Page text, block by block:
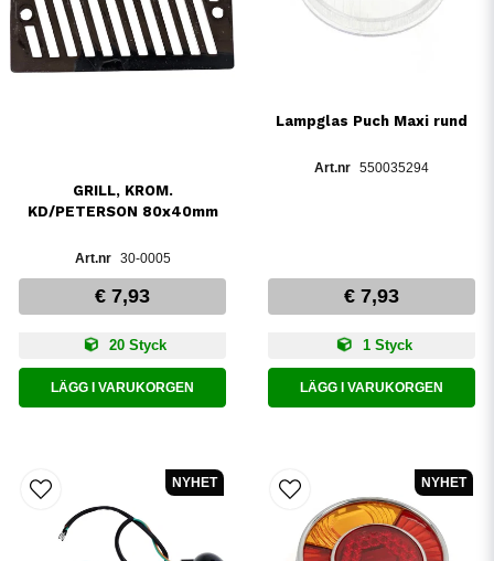
GRILL, KROM.
KD/PETERSON 80x40mm
30-0005
€ 7,93
20 Styck
LÄGG I VARUKORGEN
Lampglas Puch Maxi rund
550035294
€ 7,93
1 Styck
LÄGG I VARUKORGEN
NYHET NYHET